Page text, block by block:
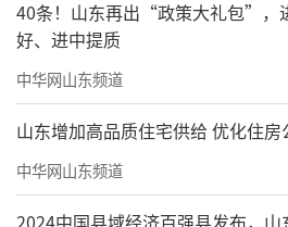
40条！山东再出“政策大礼包”，
好、进中提质
中华网山东频道
山东增加高品质住宅供给 优化住
中华网山东频道
2024中国县域经济百强县发布，山